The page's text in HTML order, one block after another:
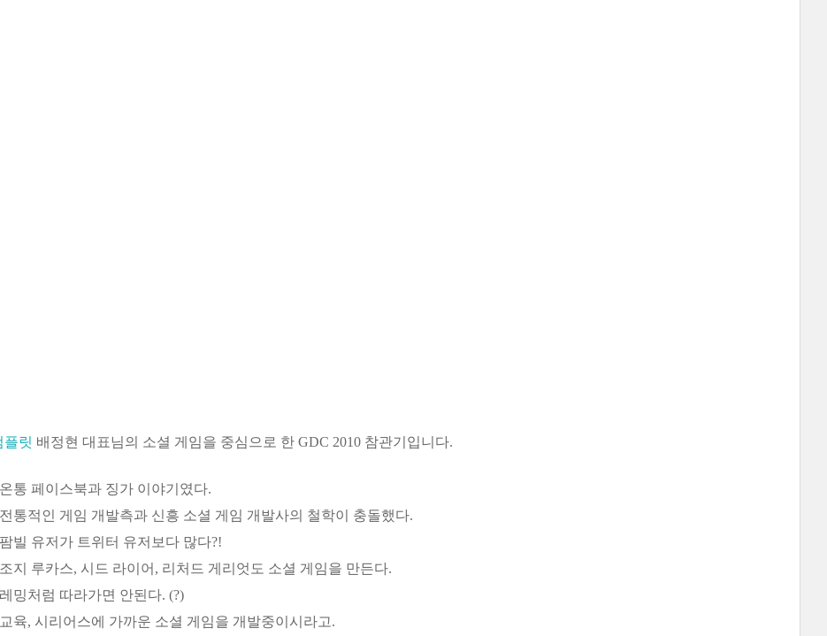
플릿 배정현 대표님의 소셜 게임을 중심으로 한 GDC 2010 참관기입니다.
온통 페이스북과 징가 이야기였다.
전통적인 게임 개발측과 신흥 소셜 게임 개발사의 철학이 충돌했다.
팜빌 유저가 트위터 유저보다 많다?!
조지 루카스, 시드 라이어, 리처드 게리엇도 소셜 게임을 만든다.
레밍처럼 따라가면 안된다. (?)
교육, 시리어스에 가까운 소셜 게임을 개발중이시라고.